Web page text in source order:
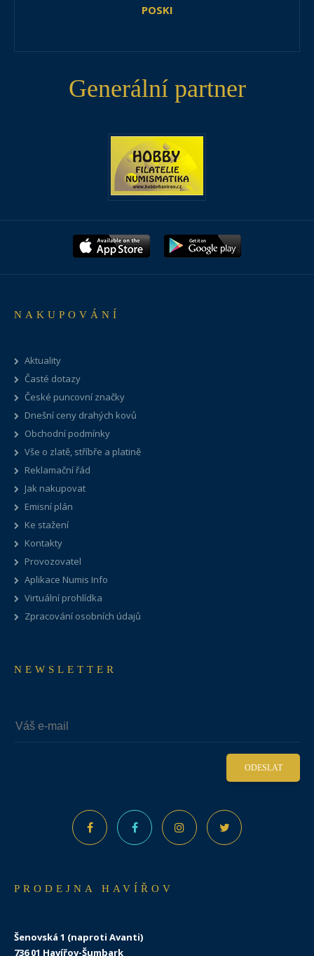
POSKI
Generální partner
NAKUPOVÁNÍ
Aktuality
Časté dotazy
České puncovní značky
Dnešní ceny drahých kovů
Obchodní podmínky
Vše o zlatě, stříbře a platině
Reklamační řád
Jak nakupovat
Emisní plán
Ke stažení
Kontakty
Provozovatel
Aplikace Numis Info
Virtuální prohlídka
Zpracování osobních údajů
NEWSLETTER
ODESLAT
PRODEJNA HAVÍŘOV
Šenovská 1 (naproti Avanti)
736 01 Havířov-Šumbark